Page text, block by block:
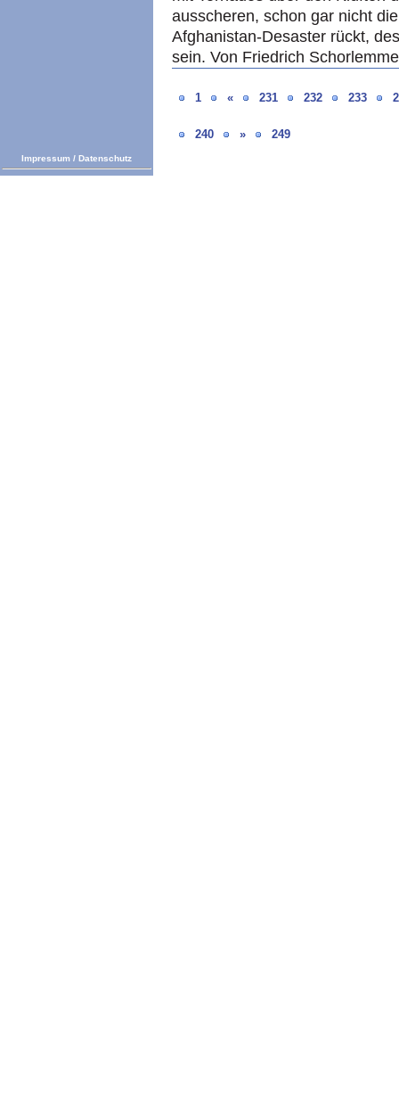
ausscheren, schon gar nicht
Afghanistan-Desaster rückt,
sein. Von Friedrich
1 « 231 232 233
240 » 249
Impressum / Datenschutz